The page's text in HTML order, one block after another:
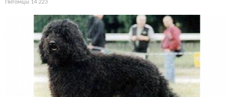
Питомцы 14 223